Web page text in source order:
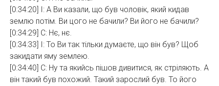
[0:34:20] І: А Ви казали, що був чоловік, який кидав
землю потім. Ви цого не бачили? Ви його не бачили?
[0:34:29] С: Нє, нє.
[0:34:33] І: То Ви так тільки думаєте, що він був? Щоб
закидати яму землею.
[0:34:40] С: Ну та якийсь пішов дивитися, як стріляють. А
він такий був похожий. Такий зарослий був. То його